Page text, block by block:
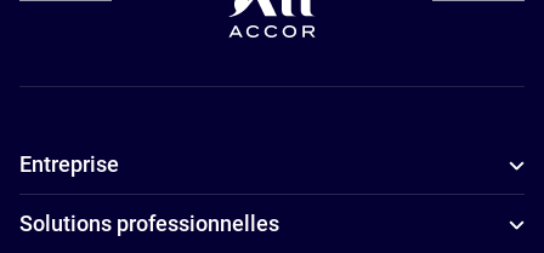
Entreprise
Solutions professionnelles